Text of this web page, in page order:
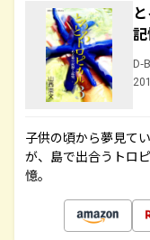
D-
子供の頃から夢見て
が、島で出合うトロ
憶。